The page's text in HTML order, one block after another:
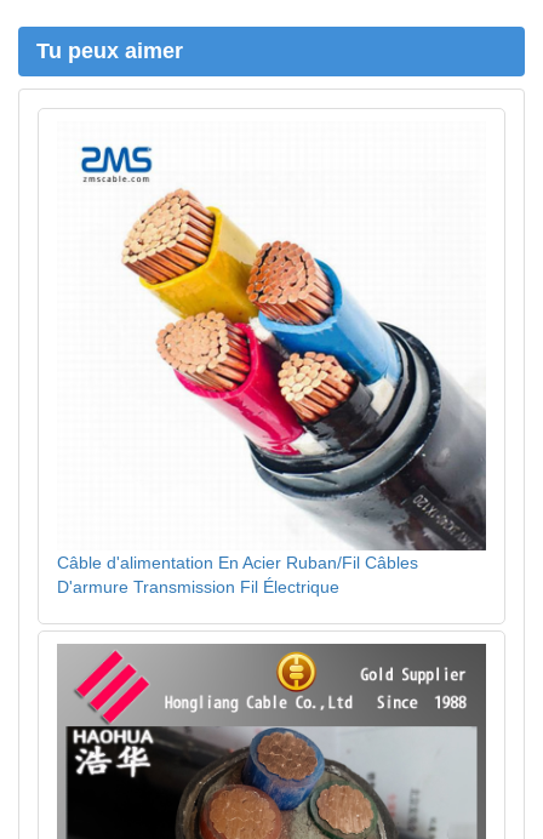
r
Tu peux aimer
Câble d'alimentation En Acier Ruban/Fil Câbles
D'armure Transmission Fil Électrique